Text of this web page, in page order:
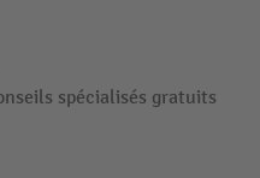
spécialisés gratuits